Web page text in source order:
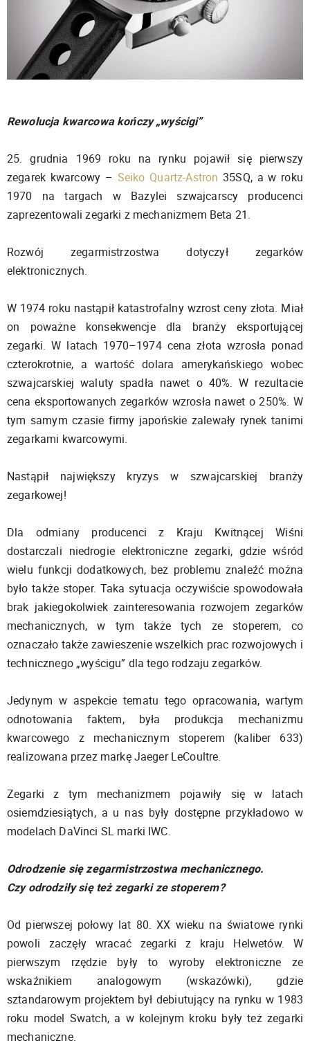
Rewolucja kwarcowa kończy „wyścigi”
25. grudnia 1969 roku na rynku pojawił się pierwszy
zegarek kwarcowy – Seiko Quartz-Astron 35SQ, a w roku
1970 na targach w Bazylei szwajcarscy producenci
zaprezentowali zegarki z mechanizmem Beta 21.
Rozwój zegarmistrzostwa dotyczył zegarków
elektronicznych.
W 1974 roku nastąpił katastrofalny wzrost ceny złota. Miał
on poważne konsekwencje dla branży eksportującej
zegarki. W latach 1970–1974 cena złota wzrosła ponad
czterokrotnie, a wartość dolara amerykańskiego wobec
szwajcarskiej waluty spadła nawet o 40%. W rezultacie
cena eksportowanych zegarków wzrosła nawet o 250%. W
tym samym czasie firmy japońskie zalewały rynek tanimi
zegarkami kwarcowymi.
Nastąpił największy kryzys w szwajcarskiej branży
zegarkowej!
Dla odmiany producenci z Kraju Kwitnącej Wiśni
dostarczali niedrogie elektroniczne zegarki, gdzie wśród
wielu funkcji dodatkowych, bez problemu znaleźć można
było także stoper. Taka sytuacja oczywiście spowodowała
brak jakiegokolwiek zainteresowania rozwojem zegarków
mechanicznych, w tym także tych ze stoperem, co
oznaczało także zawieszenie wszelkich prac rozwojowych i
technicznego „wyścigu” dla tego rodzaju zegarków.
Jedynym w aspekcie tematu tego opracowania, wartym
odnotowania faktem, była produkcja mechanizmu
kwarcowego z mechanicznym stoperem (kaliber 633)
realizowana przez markę Jaeger LeCoultre.
Zegarki z tym mechanizmem pojawiły się w latach
osiemdziesiątych, a u nas były dostępne przykładowo w
modelach DaVinci SL marki IWC.
Odrodzenie się zegarmistrzostwa mechanicznego.
Czy odrodziły się też zegarki ze stoperem?
Od pierwszej połowy lat 80. XX wieku na światowe rynki
powoli zaczęły wracać zegarki z kraju Helwetów. W
pierwszym rzędzie były to wyroby elektroniczne ze
wskaźnikiem analogowym (wskazówki), gdzie
sztandarowym projektem był debiutujący na rynku w 1983
roku model Swatch, a w kolejnym kroku były też zegarki
mechaniczne.